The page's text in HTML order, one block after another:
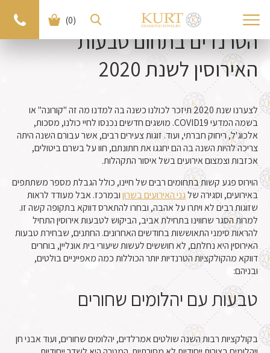
(0)
הטרנדים בתחום טבעות
האירוסין לשנת 2020
לצערנו שנת 2020 תיזכר לכולנו כשנה בה למדנו מה זה "קורונה" או
בשמה המדעי COVID19. מושגים חדשים נכנסו לחיי כולנו, מסכות,
אלכוג'ל, ריחוק חברתי, ועוד. זוגות צעירים רבים, אשר עבורם השנה היתה
צריכה להיות השנה בה הם יחגגו את חתונתם, חוו על בשרם ביטולים,
אכזבות וצמצום אירועים בשל איסור התקהלות.
הוירוס פגע קשות בתחומים רבים של חיינו, כולל הגבלת מספר משתתפים
באירועים, וסגירה שלגני האירועים בשרוןובמרכז. אבל מעודד לראות
שזוגות רבים לא ויתרו על אהבה, ובחרו להתארס דווקא בתקופה קשה זו.
למרות הסגר שחווינו בתחילת אביב, הביקוש לטבעות אירוסין התחיל
להראות סימני התאוששות בחודשים האחרונים. החתנים, שבחירת טבעות
האירוסין היא נחלתם, לא חוששים לעשות שיעורי בית אונליין, בוחרים
דווקא מהקולקציות הטרנדיות יותר הכוללות כמה מאפייניים בולטים,
ובניהם:
טבעות עם יהלומים שחורים
בקולקציות רבות השנה שולטים אמרלדים, יהלומים שחורים, ועוד אבני חן